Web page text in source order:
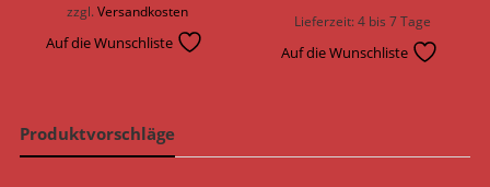
zzgl.Versandkosten
Auf die Wunschliste
Lieferzeit:4 bis 7 Tage
Auf die Wunschliste
Produktvorschläge